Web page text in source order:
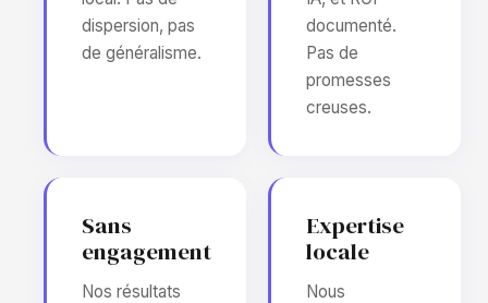
dispersion, pas
de généralisme.
documenté.
Pas de
promesses
creuses.
Sans
engagement
Nos résultats
Expertise
locale
Nous